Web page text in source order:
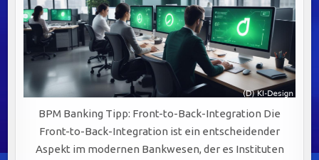
BPM Banking Tipp: Front-to-Back-Integration Die
Front-to-Back-Integration ist ein entscheidender
Aspekt im modernen Bankwesen, der es Instituten